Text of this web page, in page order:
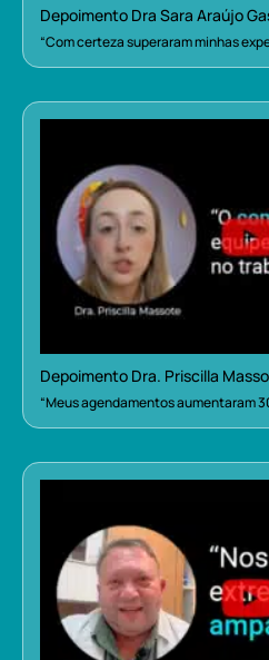
Depoimento Dra Sara Araújo
“Com certeza superaram minhas
Depoimento Dra. Priscilla
“Meus agendamentos aumentaram